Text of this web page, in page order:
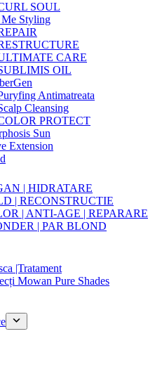
SOUL
Me Styling
CARE
OIL
Antimatreata
Cleansing
PROTECT
Sun
Extension
| HIDRATARE
| RECONSTRUCTIE
| ANTI-AGE | REPARARE
| PAR BLOND
|Tratament
Mowan Pure Shades